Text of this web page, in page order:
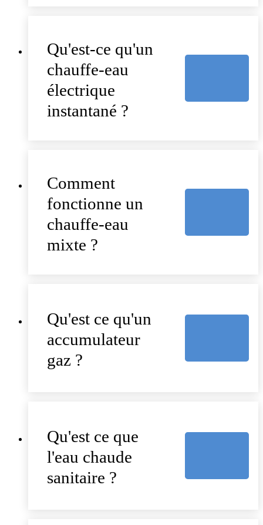
Qu'est-ce qu'un
chauffe-eau
électrique
instantané ?
Comment
fonctionne un
chauffe-eau
mixte ?
Qu'est ce qu'un
accumulateur
gaz ?
Qu'est ce que
l'eau chaude
sanitaire ?